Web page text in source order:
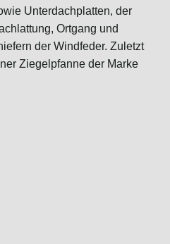
Unterdachplatten, der
Ortgang und
der Windfeder. Zuletzt
Ziegelpfanne der Marke